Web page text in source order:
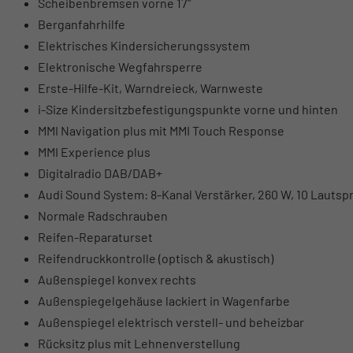
Berganfahrhilfe
Elektrisches Kindersicherungssystem
Elektronische Wegfahrsperre
Erste-Hilfe-Kit, Warndreieck, Warnweste
i-Size Kindersitzbefestigungspunkte vorne und hinten
MMI Navigation plus mit MMI Touch Response
MMI Experience plus
Digitalradio DAB/DAB+
Audi Sound System: 8-Kanal Verstärker, 260 W, 10
Normale Radschrauben
Reifen-Reparaturset
Reifendruckkontrolle (optisch & akustisch)
Außenspiegel konvex rechts
Außenspiegelgehäuse lackiert in Wagenfarbe
Außenspiegel elektrisch verstell- und beheizbar
Rücksitz plus mit Lehnenverstellung